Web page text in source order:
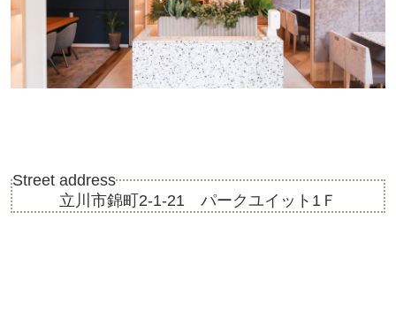
Street address
立川市錦町2-1-21 パークユイット1Ｆ